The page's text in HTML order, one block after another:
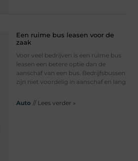
Een ruime bus leasen voor de
zaak
Voor veel bedrijven is een ruime bus
leasen een betere optie dan de
aanschaf van een bus. Bedrijfsbussen
zijn niet voordelig in aanschaf en lang
Auto // Lees verder »